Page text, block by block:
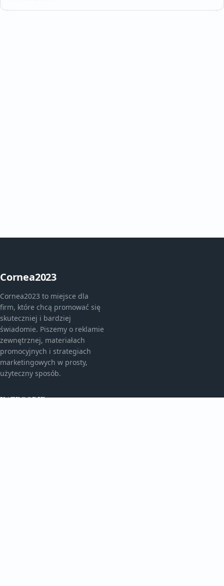
Cornea2023
Cornea2023 to miejsce dla
firm, które chcą promować się
skuteczniej i bardziej
świadomie. Piszemy o reklamie
zewnętrznej, materiałach
promocyjnych i strategiach
marketingowych w prosty,
użyteczny sposób.
KATEGORIE